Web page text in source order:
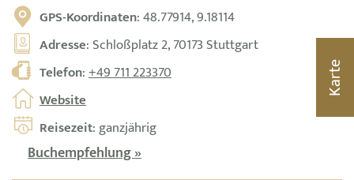
GPS-Koordinaten: 48.77914, 9.18114
Adresse: Schloßplatz 2, 70173 Stuttgart
Telefon:+49 711 223370
Website
Reisezeit: ganzjährig
Buchempfehlung »
Karte